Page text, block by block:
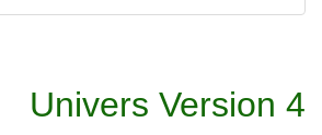
Univers Version 4